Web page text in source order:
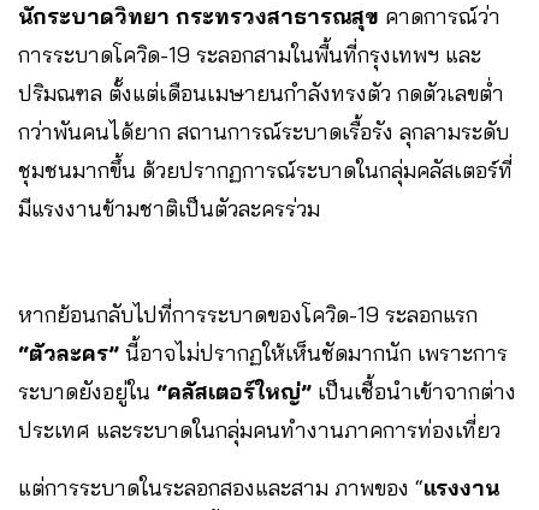
นักระบาดวิทยา กระทรวงสาธารณสุข คาดการณ์ว่า
การระบาดโควิด-19 ระลอกสามในพื้นที่กรุงเทพฯ และ
ปริมณฑล ตั้งแต่เดือนเมษายนกำลังทรงตัว กดตัวเลขต่ำ
กว่าพันคนได้ยาก สถานการณ์ระบาดเรื้อรัง ลุกลามระดับ
ชุมชนมากขึ้น ด้วยปรากฏการณ์ระบาดในกลุ่มคลัสเตอร์ที่
มีแรงงานข้ามชาติเป็นตัวละครร่วม
หากย้อนกลับไปที่การระบาดของโควิด-19 ระลอกแรก
“ตัวละคร” นี้อาจไม่ปรากฏให้เห็นชัดมากนัก เพราะการ
ระบาดยังอยู่ใน “คลัสเตอร์ใหญ่” เป็นเชื้อนำเข้าจากต่าง
ประเทศ และระบาดในกลุ่มคนทำงานภาคการท่องเที่ยว
แต่การระบาดในระลอกสองและสาม ภาพของ “แรงงาน